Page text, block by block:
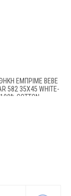
ΕΜΠΡΙΜΈ BEBE
582 35X45 WHITE-
COTTON